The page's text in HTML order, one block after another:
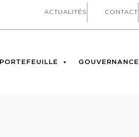
ACTUALITÉS CONTACT
PORTEFEUILLE GOUVERNANCE